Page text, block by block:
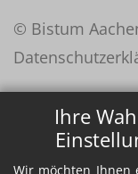
Ihre
Wir möchten Ihnen
© Bistum